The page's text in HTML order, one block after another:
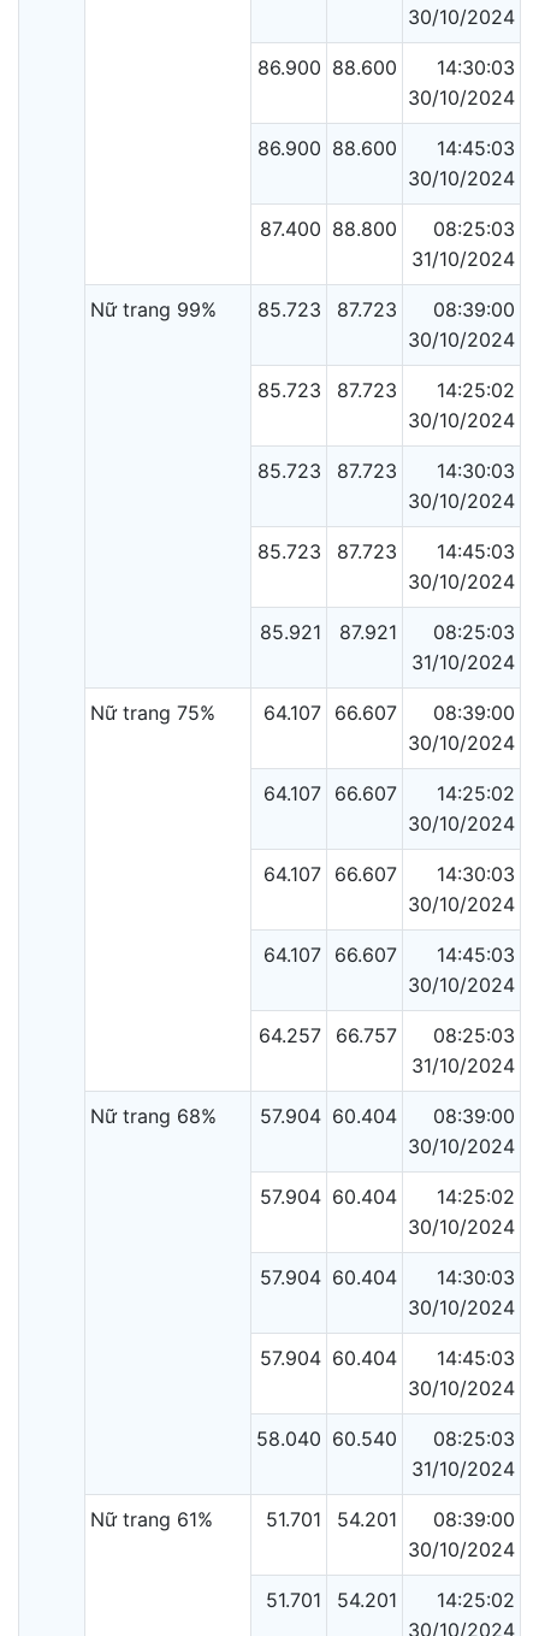
30/10/2024
86.900 88.600
14:30:03
30/10/2024
86.900 88.600
14:45:03
30/10/2024
87.400 88.800
08:25:03
31/10/2024
Nữ trang 99% 85.723 87.723
08:39:00
30/10/2024
85.723 87.723
14:25:02
30/10/2024
85.723 87.723
14:30:03
30/10/2024
85.723 87.723
14:45:03
30/10/2024
85.921 87.921
08:25:03
31/10/2024
Nữ trang 75% 64.107 66.607
08:39:00
30/10/2024
64.107 66.607
14:25:02
30/10/2024
64.107 66.607
14:30:03
30/10/2024
64.107 66.607
14:45:03
30/10/2024
64.257 66.757
08:25:03
31/10/2024
Nữ trang 68% 57.904 60.404
08:39:00
30/10/2024
57.904 60.404
14:25:02
30/10/2024
57.904 60.404
14:30:03
30/10/2024
57.904 60.404
14:45:03
30/10/2024
58.040 60.540
08:25:03
31/10/2024
Nữ trang 61% 51.701 54.201
08:39:00
30/10/2024
51.701 54.201
14:25:02
30/10/2024